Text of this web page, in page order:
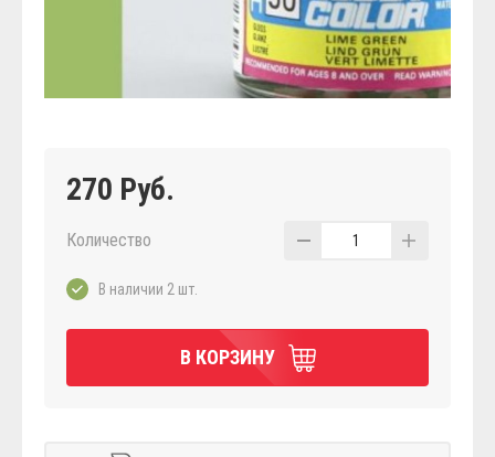
270 Руб.
Количество 1
В наличии 2 шт.
В КОРЗИНУ